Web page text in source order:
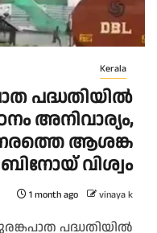
Kerala
പദ്ധതിയില്‍
അനിവാര്യം,
ആശങ്ക
ബിനോയ് വിശ്വം
1 month ago vinaya k
പദ്ധതിയില്‍